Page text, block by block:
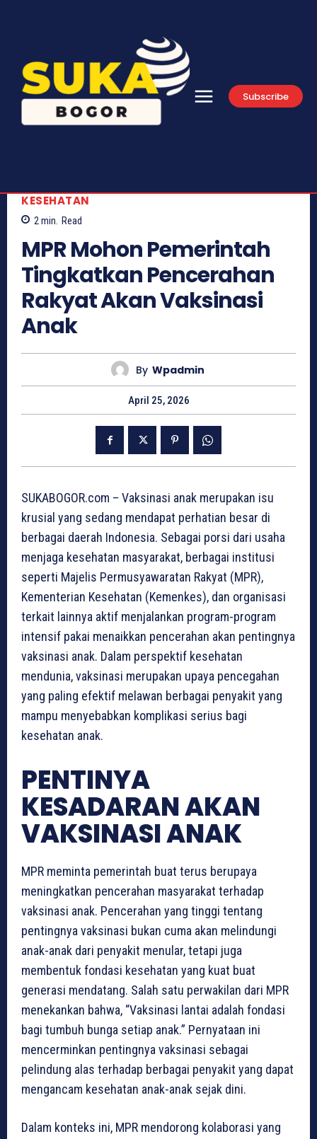
Subscribe
KESEHATAN
2 min. Read
MPR Mohon Pemerintah
Tingkatkan Pencerahan
Rakyat Akan Vaksinasi
Anak
By Wpadmin
April 25, 2026
SUKABOGOR.com – Vaksinasi anak merupakan isu
krusial yang sedang mendapat perhatian besar di
berbagai daerah Indonesia. Sebagai porsi dari usaha
menjaga kesehatan masyarakat, berbagai institusi
seperti Majelis Permusyawaratan Rakyat (MPR),
Kementerian Kesehatan (Kemenkes), dan organisasi
terkait lainnya aktif menjalankan program-program
intensif pakai menaikkan pencerahan akan pentingnya
vaksinasi anak. Dalam perspektif kesehatan
mendunia, vaksinasi merupakan upaya pencegahan
yang paling efektif melawan berbagai penyakit yang
mampu menyebabkan komplikasi serius bagi
kesehatan anak.
PENTINYA
KESADARAN AKAN
VAKSINASI ANAK
MPR meminta pemerintah buat terus berupaya
meningkatkan pencerahan masyarakat terhadap
vaksinasi anak. Pencerahan yang tinggi tentang
pentingnya vaksinasi bukan cuma akan melindungi
anak-anak dari penyakit menular, tetapi juga
membentuk fondasi kesehatan yang kuat buat
generasi mendatang. Salah satu perwakilan dari MPR
menekankan bahwa, “Vaksinasi lantai adalah fondasi
bagi tumbuh bunga setiap anak.” Pernyataan ini
mencerminkan pentingnya vaksinasi sebagai
pelindung alas terhadap berbagai penyakit yang dapat
mengancam kesehatan anak-anak sejak dini.
Dalam konteks ini, MPR mendorong kolaborasi yang